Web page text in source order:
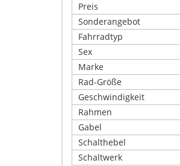
Preis
Sonderangebot
Fahrradtyp
Sex
Marke
Rad-Größe
Geschwindigkeit
Rahmen
Gabel
Schalthebel
Schaltwerk